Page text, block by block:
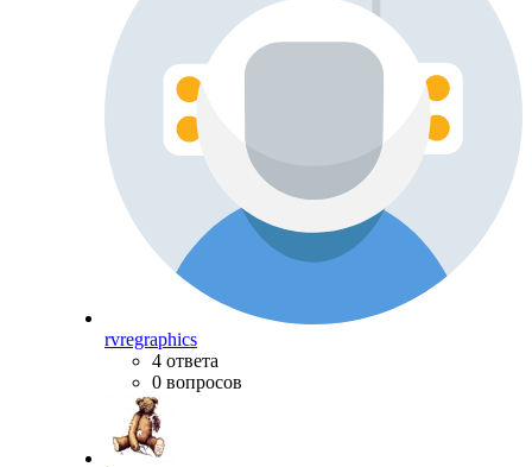
rvregraphics
4 ответа
0 вопросов